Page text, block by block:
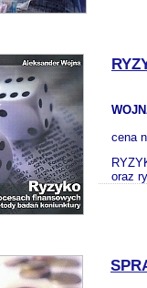
cena
oraz